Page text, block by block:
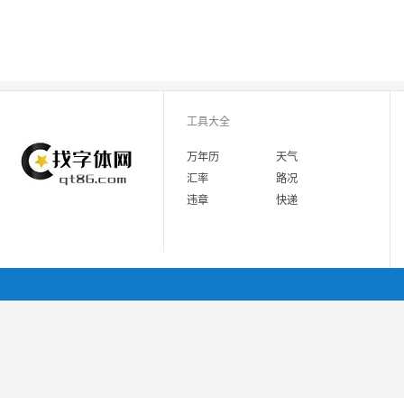
工具大全
万年历
天气
汇率
路况
违章
快递